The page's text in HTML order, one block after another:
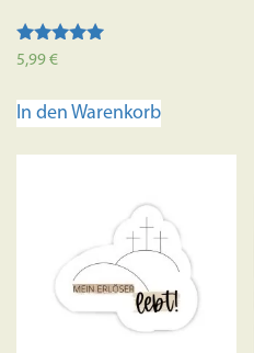
Bewertet mit
5,99€
In den Warenkorb